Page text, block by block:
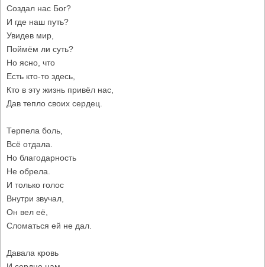
Создал нас Бог?
И где наш путь?
Увидев мир,
Поймём ли суть?
Но ясно, что
Есть кто-то здесь,
Кто в эту жизнь привёл нас,
Дав тепло своих сердец.
Терпела боль,
Всё отдала.
Но благодарность
Не обрела.
И только голос
Внутри звучал,
Он вел её,
Сломаться ей не дал.
Давала кровь